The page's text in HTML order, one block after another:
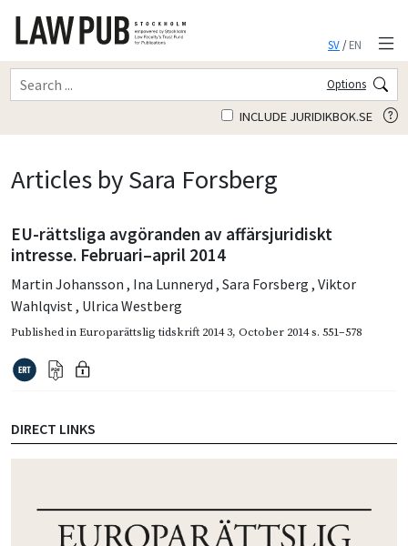
SV/EN
Options
INCLUDE JURIDIKBOK.SE
Articles by Sara Forsberg
EU-rättsliga avgöranden av affärsjuridiskt
intresse. Februari–april 2014
Martin Johansson , Ina Lunneryd , Sara Forsberg , Viktor
Wahlqvist, Ulrica Westberg
Published inEuroparättslig tidskrift 2014 3, October 2014s. 551–578
DIRECT LINKS